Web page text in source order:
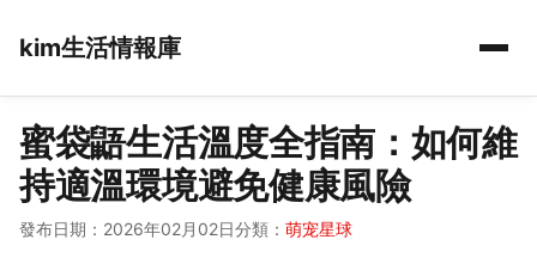
kim生活情報庫
蜜袋鼯生活溫度全指南：如何維
持適溫環境避免健康風險
發布日期：2026年02月02日分類： 萌宠星球